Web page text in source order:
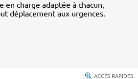
en charge adaptée à chacun,
déplacement aux urgences.
ACCÈS RAPIDES